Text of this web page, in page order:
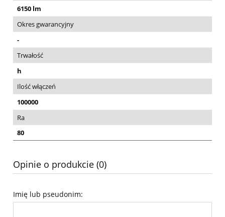
6150 lm
Okres gwarancyjny
-
Trwałość
h
Ilość włączeń
100000
Ra
80
Opinie o produkcie (0)
Imię lub pseudonim: